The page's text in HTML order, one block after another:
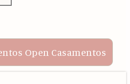
Open Casamentos